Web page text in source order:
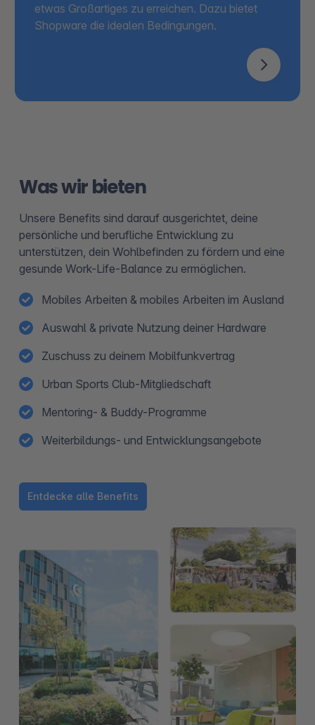
etwas Großartiges zu erreichen. Dazu bietet
Shopware die idealen Bedingungen.
Was wir bieten
Unsere Benefits sind darauf ausgerichtet, deine
persönliche und berufliche Entwicklung zu
unterstützen, dein Wohlbefinden zu fördern und eine
gesunde Work-Life-Balance zu ermöglichen.
Mobiles Arbeiten & mobiles Arbeiten im Ausland
Auswahl & private Nutzung deiner Hardware
Zuschuss zu deinem Mobilfunkvertrag
Urban Sports Club-Mitgliedschaft
Mentoring- & Buddy-Programme
Weiterbildungs- und Entwicklungsangebote
Entdecke alle Benefits